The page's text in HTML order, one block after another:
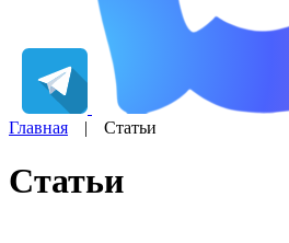
Главная | Статьи
Статьи